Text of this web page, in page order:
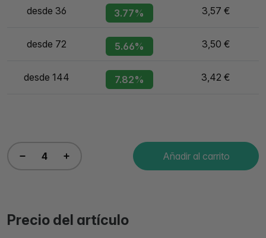
desde 36 3.77% 3,57 €
desde 72 5.66% 3,50 €
desde 144 7.82% 3,42 €
Añadir al carrito
Precio del artículo